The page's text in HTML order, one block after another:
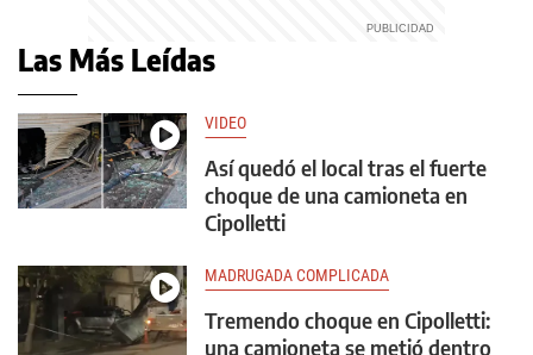
Las Más Leídas
VIDEO
Así quedó el local tras el fuerte
choque de una camioneta en
Cipolletti
MADRUGADA COMPLICADA
Tremendo choque en Cipolletti:
una camioneta se metió dentro